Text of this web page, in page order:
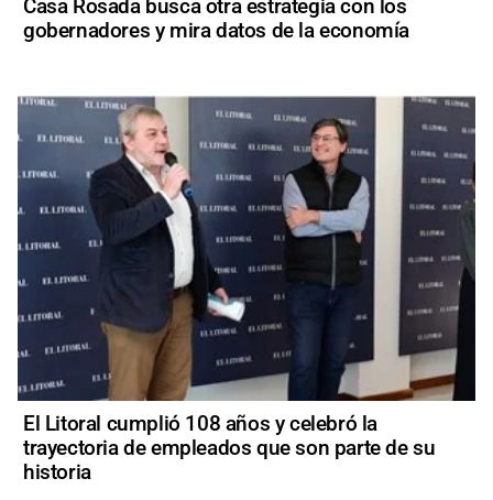
Casa Rosada busca otra estrategia con los
gobernadores y mira datos de la economía
El Litoral cumplió 108 años y celebró la
trayectoria de empleados que son parte de su
historia